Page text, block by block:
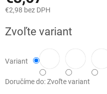
€2,98 bez DPH
cena:
Zvoľte variant
Variant
Doručíme do:Zvoľte variant